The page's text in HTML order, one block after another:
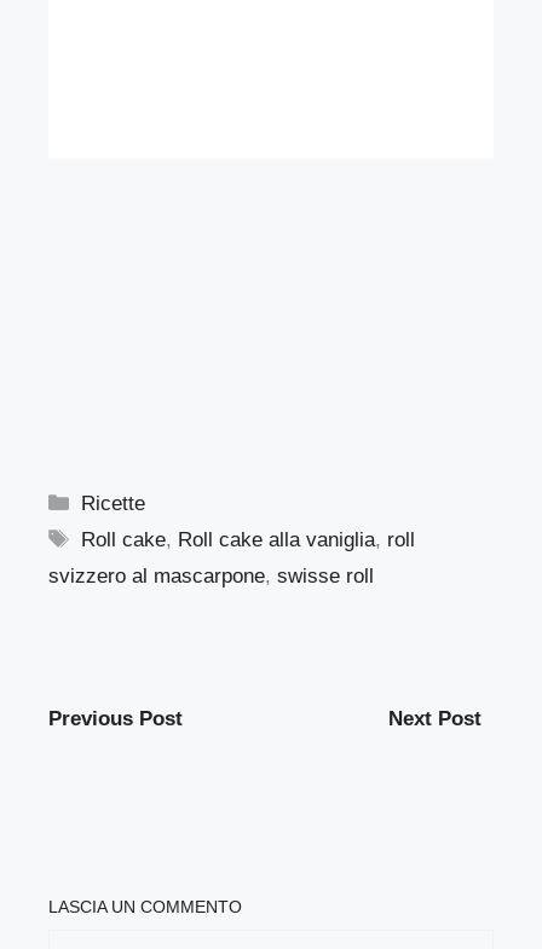
Categorie
Ricette
Tag
Roll cake, Roll cake alla vaniglia, roll
svizzero al mascarpone, swisse roll
Previous Post Next Post
LASCIA UN COMMENTO